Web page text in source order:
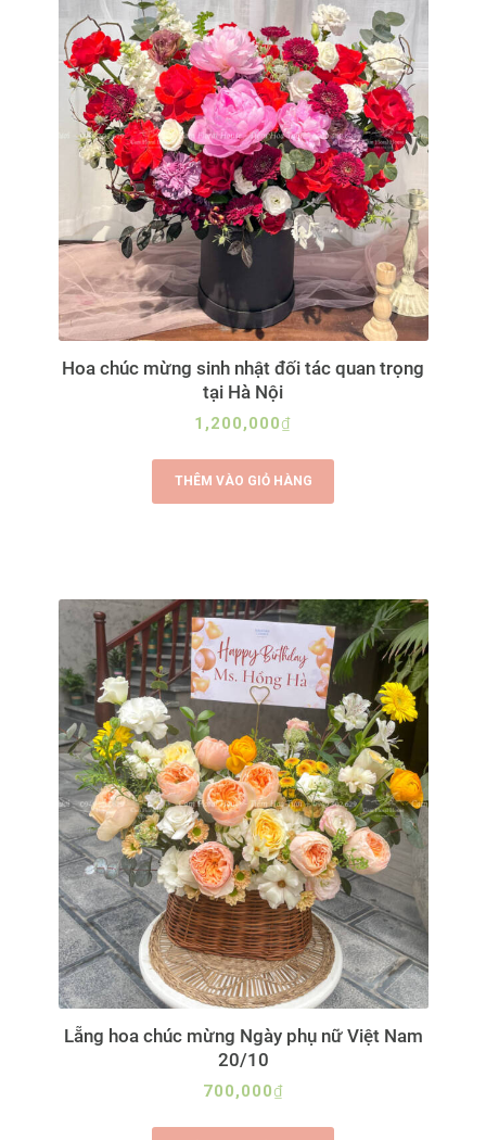
Hoa chúc mừng sinh nhật đối tác quan trọng
tại Hà Nội
1,200,000₫
THÊM VÀO GIỎ HÀNG
Lẵng hoa chúc mừng Ngày phụ nữ Việt Nam
20/10
700,000₫